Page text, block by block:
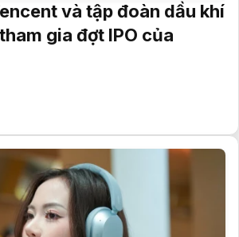
và tập đoàn dầu khí
gia đợt IPO của